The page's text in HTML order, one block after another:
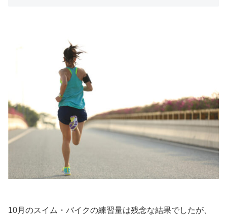
10月のスイム・バイクの練習量は残念な結果でしたが、